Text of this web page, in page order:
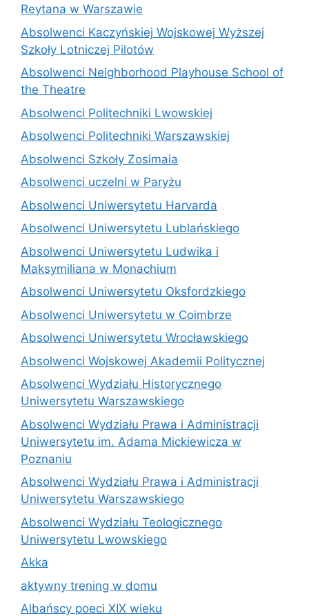
Reytana w Warszawie
Absolwenci Kaczyńskiej Wojskowej Wyższej
Szkoły Lotniczej Pilotów
Absolwenci Neighborhood Playhouse School of
the Theatre
Absolwenci Politechniki Lwowskiej
Absolwenci Politechniki Warszawskiej
Absolwenci Szkoły Zosimaia
Absolwenci uczelni w Paryżu
Absolwenci Uniwersytetu Harvarda
Absolwenci Uniwersytetu Lublańskiego
Absolwenci Uniwersytetu Ludwika i
Maksymiliana w Monachium
Absolwenci Uniwersytetu Oksfordzkiego
Absolwenci Uniwersytetu w Coimbrze
Absolwenci Uniwersytetu Wrocławskiego
Absolwenci Wojskowej Akademii Politycznej
Absolwenci Wydziału Historycznego
Uniwersytetu Warszawskiego
Absolwenci Wydziału Prawa i Administracji
Uniwersytetu im. Adama Mickiewicza w
Poznaniu
Absolwenci Wydziału Prawa i Administracji
Uniwersytetu Warszawskiego
Absolwenci Wydziału Teologicznego
Uniwersytetu Lwowskiego
Akka
aktywny trening w domu
Albańscy poeci XIX wieku